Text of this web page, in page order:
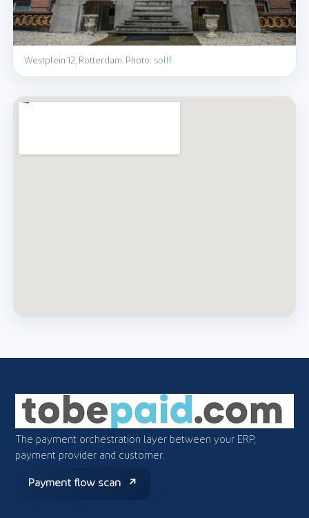
Westplein 12, Rotterdam. Photo: sollf.
The payment orchestration layer between your ERP,
payment provider and customer.
Payment flow scan